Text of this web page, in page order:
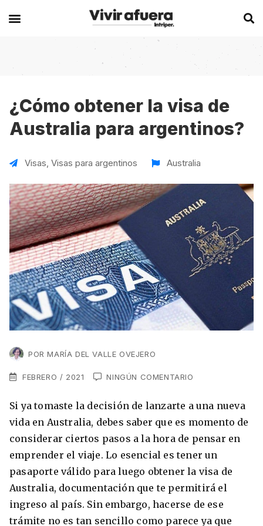
Secciones
Becas
Historias de viajeros
Visas
Voluntariados
Work
Working Holidays
Lo último sobre intercambios
Los países que más innovan en el campo
digital
Romina Guzman 24/11/2021
Europa
Alemania
Bélgica
Francia
Irlanda
Italia
Malta
Reino Unido
Suecia
China
Corea del Sur
Japón
Oceanía
Australia
Nueva Zelanda
Experiencias en el extranjero
Australia
Canadá
Malta
Nueva Zelanda
VER TODAS LAS EXPERIENCIAS
Estudia un Máster de Marketing en Madrid
Síguenos en las redes
Suscríbete a nuestro
newsletter
Recibe toda la info que necesitas para
vivir afuera.
¿Cómo obtener la visa de
Australia para argentinos?
Visas, Visas para argentinos Australia
POR MARÍA DEL VALLE OVEJERO
FEBRERO / 2021 NINGÚN COMENTARIO
Si ya tomaste la decisión de lanzarte a una nueva
vida en Australia, debes saber que es momento de
considerar ciertos pasos a la hora de pensar en
emprender el viaje. Lo esencial es tener un
pasaporte válido para luego obtener la visa de
Australia, documentación que te permitirá el
ingreso al país. Sin embargo, hacerse de ese
trámite no es tan sencillo como parece ya que